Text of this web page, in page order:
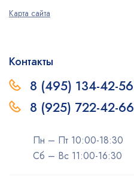
Карта сайта
Контакты
8 (495) 134-42-56
8 (925) 722-42-66
Пн – Пт 10:00-18:30
Сб – Вс 11:00-16:30